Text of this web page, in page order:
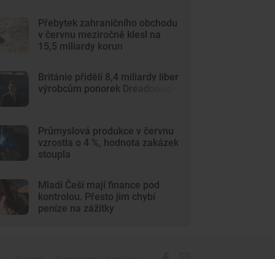
Přebytek zahraničního obchodu
v červnu meziročně klesl na
15,5 miliardy korun
Británie přidělí 8,4 miliardy liber
výrobcům ponorek Dreadnought
Průmyslová produkce v červnu
vzrostla o 4 %, hodnota zakázek
stoupla
Mladí Češi mají finance pod
kontrolou. Přesto jim chybí
peníze na zážitky